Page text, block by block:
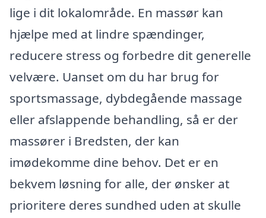
lige i dit lokalområde. En massør kan
hjælpe med at lindre spændinger,
reducere stress og forbedre dit generelle
velvære. Uanset om du har brug for
sportsmassage, dybdegående massage
eller afslappende behandling, så er der
massører i Bredsten, der kan
imødekomme dine behov. Det er en
bekvem løsning for alle, der ønsker at
prioritere deres sundhed uden at skulle